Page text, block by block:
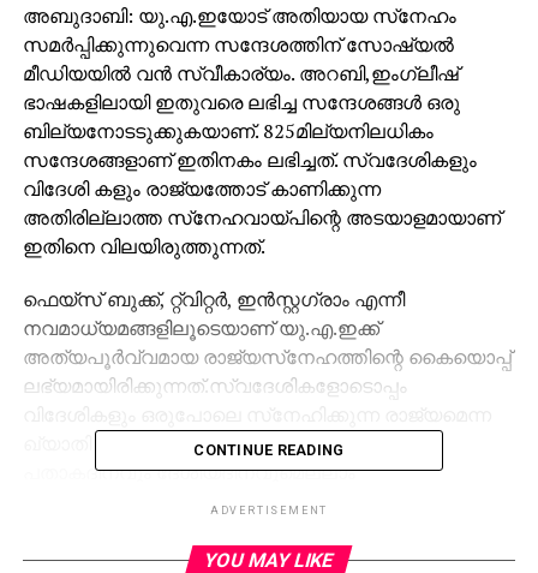
അബുദാബി: യു.എ.ഇയോട് അതിയായ സ്‌നേഹം
സമര്‍പ്പിക്കുന്നുവെന്ന സന്ദേശത്തിന് സോഷ്യല്‍
മീഡിയയില്‍ വന്‍ സ്വീകാര്യം. അറബി,ഇംഗ്ലീഷ്
ഭാഷകളിലായി ഇതുവരെ ലഭിച്ച സന്ദേശങ്ങള്‍ ഒരു
ബില്യനോടടുക്കുകയാണ്. 825മില്യനിലധികം
സന്ദേശങ്ങളാണ് ഇതിനകം ലഭിച്ചത്. സ്വദേശികളും
വിദേശി കളും രാജ്യത്തോട് കാണിക്കുന്ന
അതിരില്ലാത്ത സ്‌നേഹവായ്പിന്റെ അടയാളമായാണ്
ഇതിനെ വിലയിരുത്തുന്നത്.
ഫെയ്‌സ് ബുക്ക്, റ്റ്വിറ്റര്‍, ഇന്‍സ്റ്റഗ്രാം എന്നീ
നവമാധ്യമങ്ങളിലൂടെയാണ് യു.എ.ഇക്ക്
അത്യപൂര്‍വ്വമായ രാജ്യസ്‌നേഹത്തിന്റെ കൈയൊപ്പ്
ലഭ്യമായിരിക്കുന്നത്.സ്വദേശികളോടൊപ്പം
ഖ്യാതി യു.എ.ഇ ക്ക് എന്നും അഭിമാനകരമാണ്.
പതാകദിനവും ദേശീയദിനവുമെല്ലാം
ആഘോഷത്തിന്റെ വര്‍ണ്ണപ്രഭ
ലക്ഷങ്ങള്‍ നവമാധ്യമങ്ങളില്‍ തങ്ങളുടെ
CONTINUE READING
ADVERTISEMENT
YOU MAY LIKE